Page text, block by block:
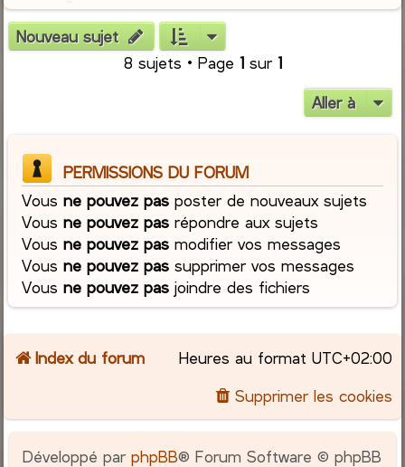
Nouveau sujet
8 sujets • Page 1sur 1
Aller à
PERMISSIONS DU FORUM
Vousne pouvez pas poster de nouveaux sujets
Vousne pouvez pas répondre aux sujets
Vousne pouvez pas modifier vos messages
Vousne pouvez pas supprimer vos messages
Vousne pouvez pas joindre des fichiers
Index du forum Heures au format UTC+02:00
Supprimer les cookies
Développé parphpBB® Forum Software © phpBB